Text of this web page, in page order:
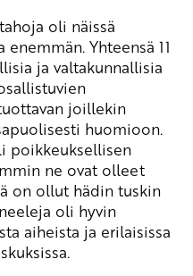
oli näissä
Yhteensä 11
ja valtakunnallisia
joillekin
huomioon.
poikkeuksellisen
ne ovat olleet
on ollut hädin tuskin
oli hyvin
aiheista ja erilaisissa